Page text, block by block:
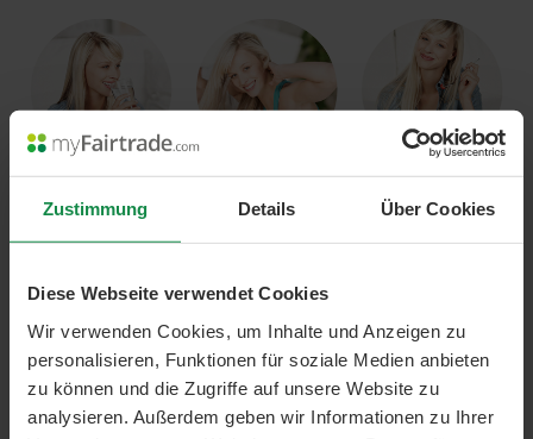
Zustimmung Details Über Cookies
Diese Webseite verwendet Cookies
Wir verwenden Cookies, um Inhalte und Anzeigen zu
personalisieren, Funktionen für soziale Medien anbieten
zu können und die Zugriffe auf unsere Website zu
analysieren. Außerdem geben wir Informationen zu Ihrer
Wichtige Begleiter durch den Tag:
Trinke über den Tag verteilt mindestens 2,5 bis 3 Liter
stilles Wasser oder ungesüsste Kräutertees
Achte auf regelmässige Bewegungspausen
Nimm dir Zeit für deine Mahlzeiten und kaue gründlich